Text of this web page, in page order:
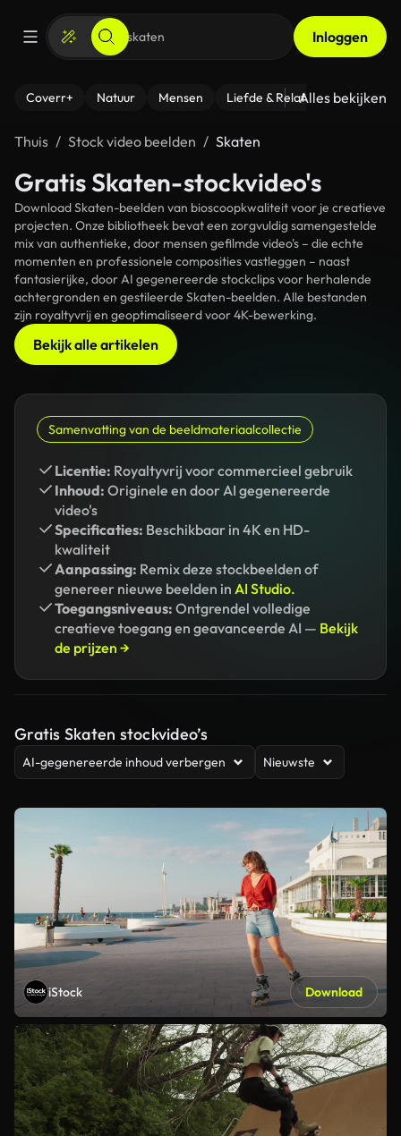
Inloggen
Coverr+ Natuur Mensen Liefde & Relaties - Fitness
Alles bekijken
Thuis Stock video beelden Skaten
Gratis Skaten-stockvideo's
Download Skaten-beelden van bioscoopkwaliteit voor je creatieve
projecten. Onze bibliotheek bevat een zorgvuldig samengestelde
mix van authentieke, door mensen gefilmde video's – die echte
momenten en professionele composities vastleggen – naast
fantasierijke, door AI gegenereerde stockclips voor herhalende
achtergronden en gestileerde Skaten-beelden. Alle bestanden
zijn royaltyvrij en geoptimaliseerd voor 4K-bewerking.
Bekijk alle artikelen
Samenvatting van de beeldmateriaalcollectie
Licentie: Royaltyvrij voor commercieel gebruik
Inhoud: Originele en door AI gegenereerde
video's
Specificaties: Beschikbaar in 4K en HD-
kwaliteit
Aanpassing: Remix deze stockbeelden of
genereer nieuwe beelden in AI Studio.
Toegangsniveaus: Ontgrendel volledige
creatieve toegang en geavanceerde AI — Bekijk
de prijzen →
Gratis Skaten stockvideo’s
AI-gegenereerde inhoud verbergen Nieuwste
iStock Download